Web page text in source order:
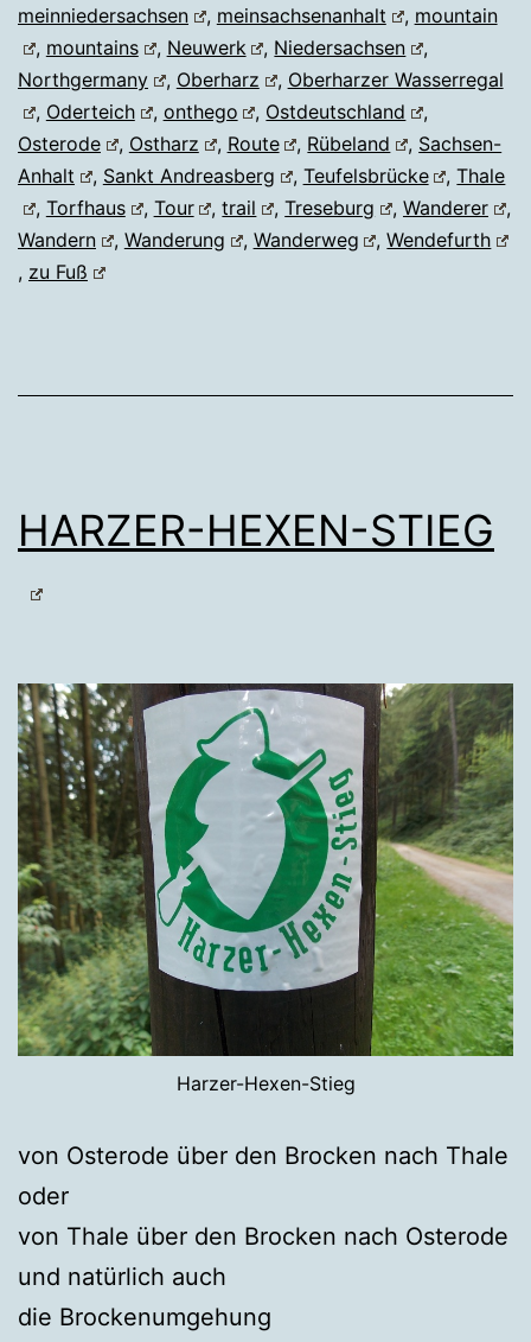
meinniedersachsen , meinsachsenanhalt , mountain
, mountains , Neuwerk , Niedersachsen
,
Northgermany
, Oberharz , Oberharzer Wasserregal
, Oderteich , onthego , Ostdeutschland
,
Osterode
, Ostharz , Route , Rübeland , Sachsen-
Anhalt
, Sankt Andreasberg , Teufelsbrücke ,Thale
, Torfhaus , Tour ,trail ,Treseburg , Wanderer
,
Wandern
, Wanderung , Wanderweg ,Wendefurth
, zu Fuß
HARZER-HEXEN-STIEG
Harzer-Hexen-Stieg
von Osterode über den Brocken nach Thale
oder
von Thale über den Brocken nach Osterode
und natürlich auch
die Brockenumgehung